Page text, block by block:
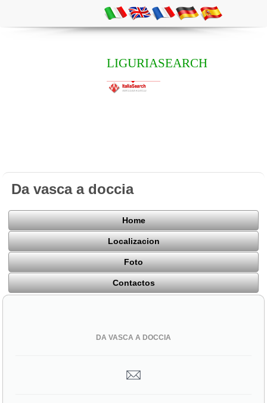
LIGURIASEARCH
Da vasca a doccia
Home
Localizacion
Foto
Contactos
DA VASCA A DOCCIA